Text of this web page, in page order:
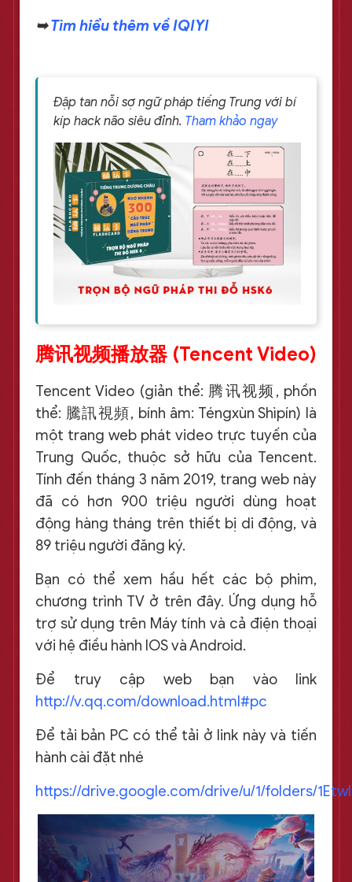
➥Tìm hiểu thêm về IQIYI
Đập tan nỗi sợ ngữ pháp tiếng Trung với bí
kíp hack não siêu đỉnh. Tham khảo ngay
腾讯视频播放器 (Tencent Video)
Tencent Video (giản thể: 腾讯视频, phồn
thể: 騰訊視頻, bính âm: Téngxùn Shìpín) là
một trang web phát video trực tuyến của
Trung Quốc, thuộc sở hữu của Tencent.
Tính đến tháng 3 năm 2019, trang web này
đã có hơn 900 triệu người dùng hoạt
động hàng tháng trên thiết bị di động, và
89 triệu người đăng ký.
Bạn có thể xem hầu hết các bộ phim,
chương trình TV ở trên đây. Ứng dụng hỗ
trợ sử dụng trên Máy tính và cả điện thoại
với hệ điều hành IOS và Android.
Để truy cập web bạn vào link
http://v.qq.com/download.html#pc
Để tải bản PC có thể tải ở link này và tiến
hành cài đặt nhé
https://drive.google.com/drive/u/1/folders/